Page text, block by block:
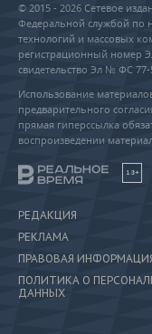
© 2015 - 2026 Сетевое
Федеральной службой по
технологий и массовых
регистрационный номер
свидетельство Эл № ФС 77-
Использование
предварительного
прямая гиперссылка
воспроизведении
18+
РЕДАКЦИЯ
РЕКЛАМА
ПРАВОВАЯ
ПОЛИТИКА О
ДАННЫХ